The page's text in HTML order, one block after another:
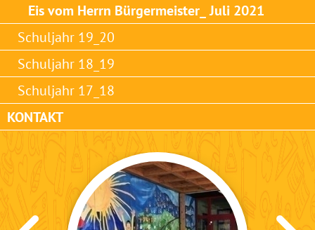
Eis vom Herrn Bürgermeister_ Juli 2021
Schuljahr 19_20
Schuljahr 18_19
Schuljahr 17_18
KONTAKT